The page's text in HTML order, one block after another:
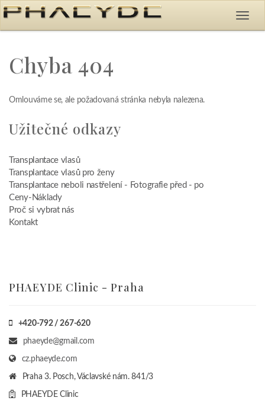
Chyba 404
Omlouváme se, ale požadovaná stránka nebyla nalezena.
Užitečné odkazy
Transplantace vlasů
Transplantace vlasů pro ženy
Transplantace neboli nastřelení - Fotografie před - po
Ceny-Náklady
Proč si vybrat nás
Kontakt
PHAEYDE Clinic - Praha
+420-792 / 267-620
phaeyde@gmail.com
cz.phaeyde.com
Praha 3. Posch, Václavské nám. 841/3
PHAEYDE Clinic